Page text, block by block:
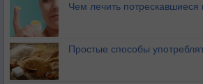
Чем лечить потрескавшиеся
Простые способы